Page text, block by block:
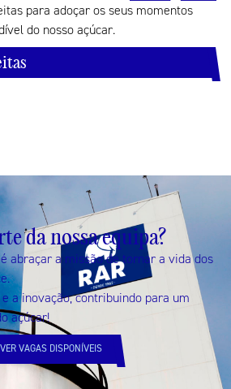
para adoçar os seus momentos
do nosso açúcar.
da nossa equipa?
abraçar a missão de tornar a vida dos
a inovação, contribuindo para um
açúcar!
VER VAGAS DISPONÍVEIS